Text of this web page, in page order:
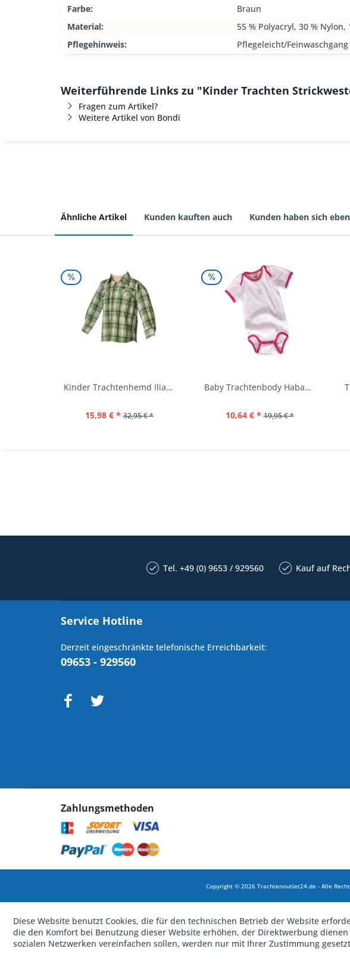
Farbe:
Braun
Material:
55 % Polyacryl, 30 % Nylon,
Pflegehinweis:
Pflegeleicht/Feinwaschgang
Weiterführende Links zu "Kinder Trachten
Fragen zum Artikel?
Weitere Artikel von Bondi
Ähnliche Artikel Kunden kauften auch Kunden haben sich
Kinder Trachtenhemd Ilias giftgrün langarm...
15,98 € * 32,95 € *
Baby Trachtenbody Habach weiß/pink Isar Trachten
10,64 € * 19,95 € *
Tel. +49 (0) 9653 / 929560 Kauf auf
Service Hotline
Derzeit eingeschränkte telefonische Erreichbarkeit:
09653 - 929560
Zahlungsmethoden
Copyright © 2026 Trachtenoutlet24.de - Alle
Diese Website benutzt Cookies, die für den technischen Betrieb der Website
die den Komfort bei Benutzung dieser Website erhöhen, der Direktwerbung
sozialen Netzwerken vereinfachen sollen, werden nur mit Ihrer Zustimmung